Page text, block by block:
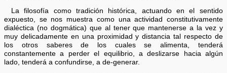
La filosofía como tradición histórica, actuando en el sentido
expuesto, se nos muestra como una actividad constitutivamente
dialéctica (no dogmática) que al tener que mantenerse a la vez y
muy delicadamente en una proximidad y distancia tal respecto de
los otros saberes de los cuales se alimenta, tenderá
constantemente a perder el equilibrio, a deslizarse hacia algún
lado, tenderá a confundirse, a de-generar.